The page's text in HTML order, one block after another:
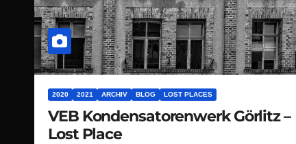
2020 2021 ARCHIV BLOG LOST PLACES
VEB Kondensatorenwerk Görlitz –
Lost Place